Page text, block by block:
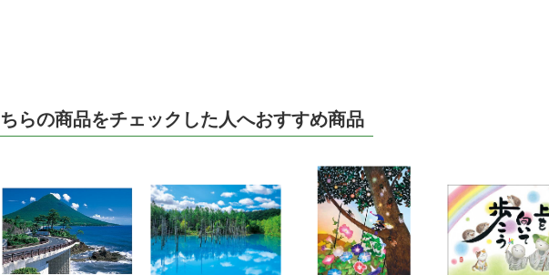
らの商品をチェックした人へおすすめ商品